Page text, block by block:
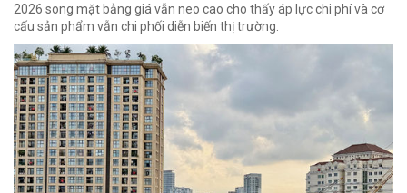
2026 song mặt bằng giá vẫn neo cao cho thấy áp lực chi phí và cơ
cấu sản phẩm vẫn chi phối diễn biến thị trường.